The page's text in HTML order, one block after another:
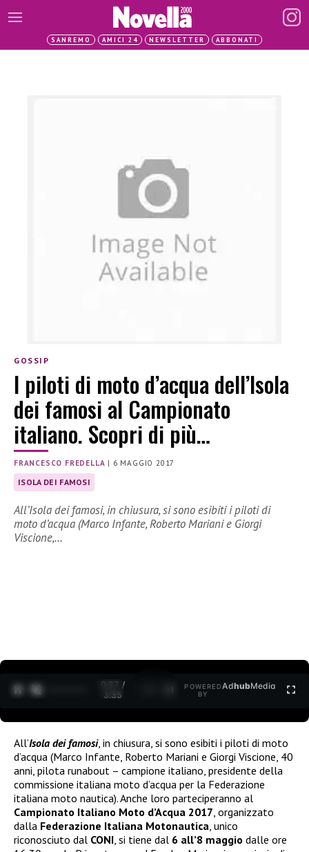
SANREMO AMICI 24 NEWSLETTER ABBONATI
GOSSIP
I piloti di moto d’acqua dell’Isola
dei famosi al Campionato
italiano. Scopri di più…
FRANCESCO FREDELLA | 6 MAGGIO 2017
ISOLA DEI FAMOSI
All’Isola dei famosi, in chiusura, si sono esibiti i piloti di
moto d’acqua (Marco Infante, Roberto Mariani e Giorgi
Viscione,…
0:27 /
3:35
POWERED
BY
AdhubMedia
All’Isola dei famosi, in chiusura, si sono esibiti i piloti di moto
d’acqua (Marco Infante, Roberto Mariani e Giorgi Viscione, 40
anni, pilota runabout – campione italiano, presidente della
commissione italiana moto d’acqua per la Federazione
italiana moto nautica). Anche loro parteciperanno al
Campionato Italiano Moto d’Acqua 2017 , organizzato
dalla Federazione Italiana Motonautica , unico
riconosciuto dal CONI , si tiene dal 6 all’8 maggio dalle ore